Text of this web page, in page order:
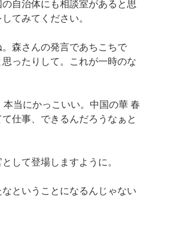
自治体にも相談室があると思
てみてください。
森さんの発言であちこちで
ったりして。これが一時のな
当にかっこいい。中国の華 春
仕事、できるんだろうなぁと
して登場しますように。
ということになるんじゃない